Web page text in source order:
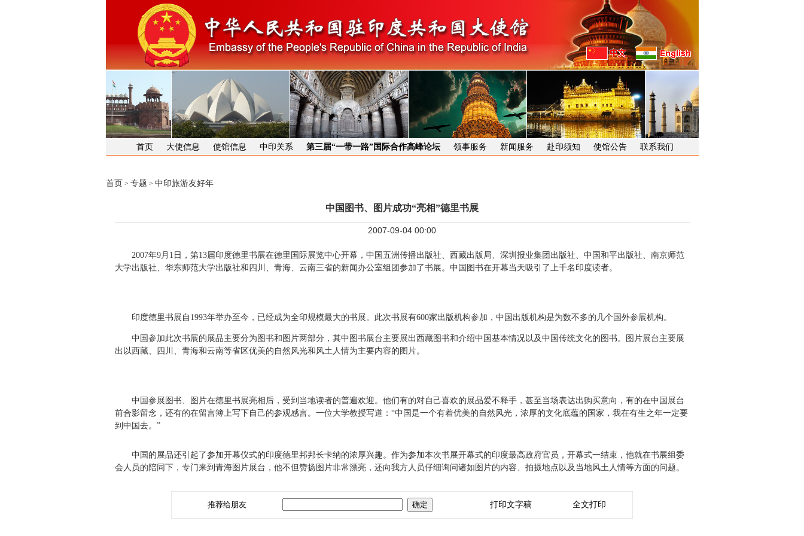
首页 大使信息 使馆信息 中印关系 第三届“一带一路”国际合作高峰论坛 领事服务 新闻服务 赴印须知 使馆公告 联系我们
首页 > 专题 > 中印旅游友好年
中国图书、图片成功“亮相”德里书展
2007-09-04 00:00
2007年9月1日，第13届印度德里书展在德里国际展览中心开幕，中国五洲传播出版社、西藏出版局、深圳报业集团出版社、中国和平出版社、南京师范
大学出版社、华东师范大学出版社和四川、青海、云南三省的新闻办公室组团参加了书展。中国图书在开幕当天吸引了上千名印度读者。
印度德里书展自1993年举办至今，已经成为全印规模最大的书展。此次书展有600家出版机构参加，中国出版机构是为数不多的几个国外参展机构。
中国参加此次书展的展品主要分为图书和图片两部分，其中图书展台主要展出西藏图书和介绍中国基本情况以及中国传统文化的图书。图片展台主要展
出以西藏、四川、青海和云南等省区优美的自然风光和风土人情为主要内容的图片。
中国参展图书、图片在德里书展亮相后，受到当地读者的普遍欢迎。他们有的对自己喜欢的展品爱不释手，甚至当场表达出购买意向，有的在中国展台
前合影留念，还有的在留言簿上写下自己的参观感言。一位大学教授写道：“中国是一个有着优美的自然风光，浓厚的文化底蕴的国家，我在有生之年一定要
到中国去。”
中国的展品还引起了参加开幕仪式的印度德里邦邦长卡纳的浓厚兴趣。作为参加本次书展开幕式的印度最高政府官员，开幕式一结束，他就在书展组委
会人员的陪同下，专门来到青海图片展台，他不但赞扬图片非常漂亮，还向我方人员仔细询问诸如图片的内容、拍摄地点以及当地风土人情等方面的问题。
推荐给朋友 打印文字稿 全文打印